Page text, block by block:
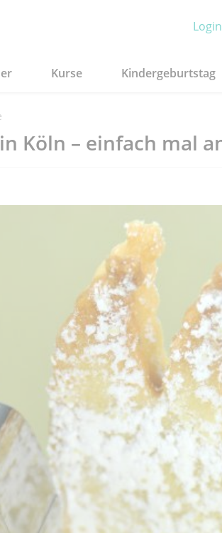
Login
Kurse Kindergeburtstag
Köln – einfach mal